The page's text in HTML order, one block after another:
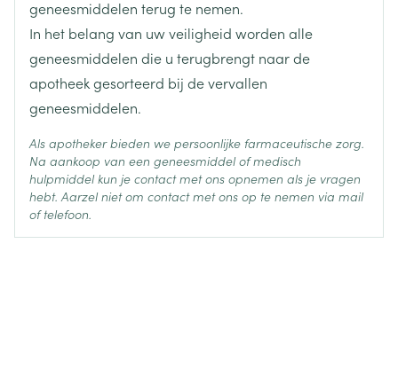
geneesmiddelen terug te nemen.
In het belang van uw veiligheid worden alle
geneesmiddelen die u terugbrengt naar de
apotheek gesorteerd bij de vervallen
geneesmiddelen.
Als apotheker bieden we persoonlijke farmaceutische zorg.
Na aankoop van een geneesmiddel of medisch
hulpmiddel kun je contact met ons opnemen als je vragen
hebt. Aarzel niet om contact met ons op te nemen via mail
of telefoon.